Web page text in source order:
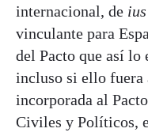
internacional, de
vinculante para
del Pacto que así lo
incluso si ello fuera
incorporada al
Civiles y Políticos,